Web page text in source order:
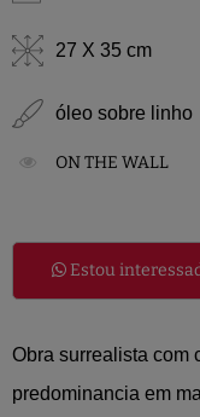
27 X 35 cm
óleo sobre linho
ON THE WALL
Estou
Obra surrealista com
predominancia em